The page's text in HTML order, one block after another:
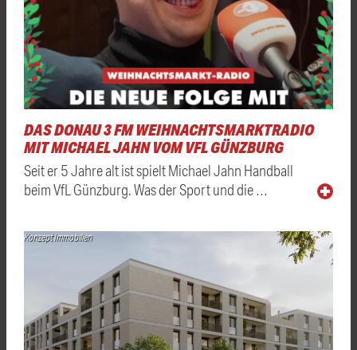
DAS DONAU 3 FM WEIHNACHTSMARKTRADIO
MIT MICHAEL JAHN VOM VFL GÜNZBURG
Seit er 5 Jahre alt ist spielt Michael Jahn Handball
beim VfL Günzburg. Was der Sport und die …
Konzept Immobilien